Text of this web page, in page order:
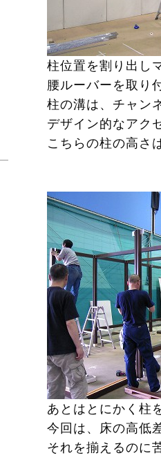
柱位置を割り出し
腰ルーバーを取り
柱の溝は、チャン
デザイン的なアク
こちらの柱の高さ
あとはとにかく柱
今回は、床の高低
それを揃えるのに